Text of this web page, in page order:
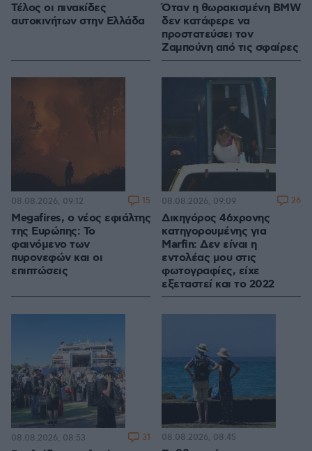
Τέλος οι πινακίδες
αυτοκινήτων στην Ελλάδα
Όταν η θωρακισμένη BMW
δεν κατάφερε να
προστατεύσει τον
Ζαμπούνη από τις σφαίρες
Megafires, ο νέος εφιάλτης
της Ευρώπης: Το
φαινόμενο των
πυρονεφών και οι
επιπτώσεις
08.08.2026, 09:12 15
Δικηγόρος 46χρονης
κατηγορουμένης για
Marfin: Δεν είναι η
εντολέας μου στις
φωτογραφίες, είχε
εξεταστεί και το 2022
08.08.2026, 09:09 26
08.08.2026, 08:53 31 08.08.2026, 08:45